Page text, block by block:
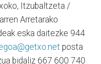
Itzubaltzeta /
Arretarako
eska daitezke 944
posta
bidaliz 667 600 740